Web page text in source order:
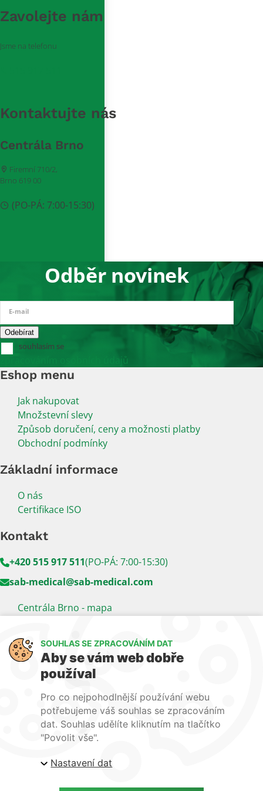
Zavolejte nám
Jsme na telefonu
Kontaktujte nás
Centrála Brno
Firemní 710/2,
Brno 619 00
(PO-PÁ: 7:00-15:30)
Odběr novinek
E-mail
souhlasím se
zpracováním osobních údajů
Eshop menu
Jak nakupovat
Množstevní slevy
Způsob doručení, ceny a možnosti platby
Obchodní podmínky
Základní informace
O nás
Certifikace ISO
Kontakt
+420 515 917 511(PO-PÁ: 7:00-15:30)
sab-medical@sab-medical.com
Centrála Brno - mapa
Sledujte nás
LinkedIn Facebook
Naše další weby:
www.lecba-rakoviny.com
www.lecba-bolesti.com
SOUHLAS SE ZPRACOVÁNÍM DAT
Aby se vám web dobře
používal
Pro co nejpohodlnější používání webu
potřebujeme váš souhlas se zpracováním
dat. Souhlas udělíte kliknutím na tlačítko
"Povolit vše".
Nastavení dat